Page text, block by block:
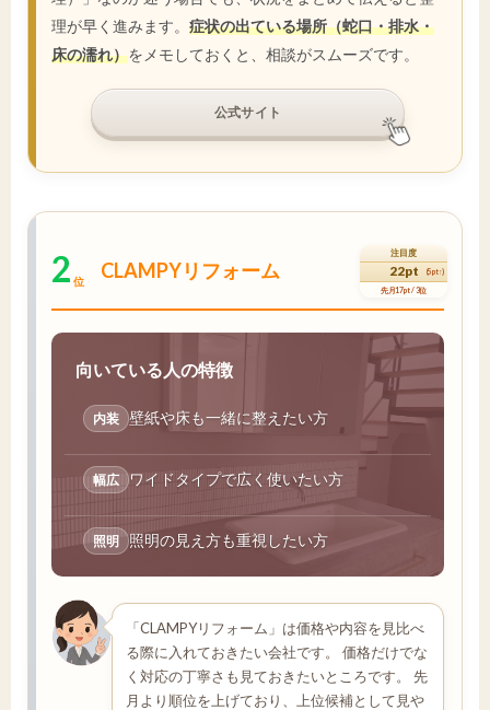
理が早く進みます。 症状の出ている場所（蛇口・排水・
床の濡れ）をメモしておくと、相談がスムーズです。
公式サイト
2 位 CLAMPYリフォーム
注目度
22pt (5pt↑)
先月17pt / 3位
向いている人の特徴
内装 壁紙や床も一緒に整えたい方
幅広 ワイドタイプで広く使いたい方
照明 照明の見え方も重視したい方
「CLAMPYリフォーム」は価格や内容を見比べ
る際に入れておきたい会社です。 価格だけでな
く対応の丁寧さも見ておきたいところです。 先
月より順位を上げており、上位候補として見や